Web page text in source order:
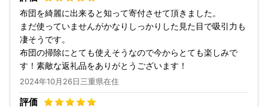
布団を綺麗に出来ると知って寄付させて頂きました。
まだ使っていませんがかなりしっかりした見た目で吸引力も
凄そうです。
布団の掃除にとても使えそうなので今からとても楽しみで
す！素敵な返礼品をありがとうございます！
2024年10月26日三重県在住